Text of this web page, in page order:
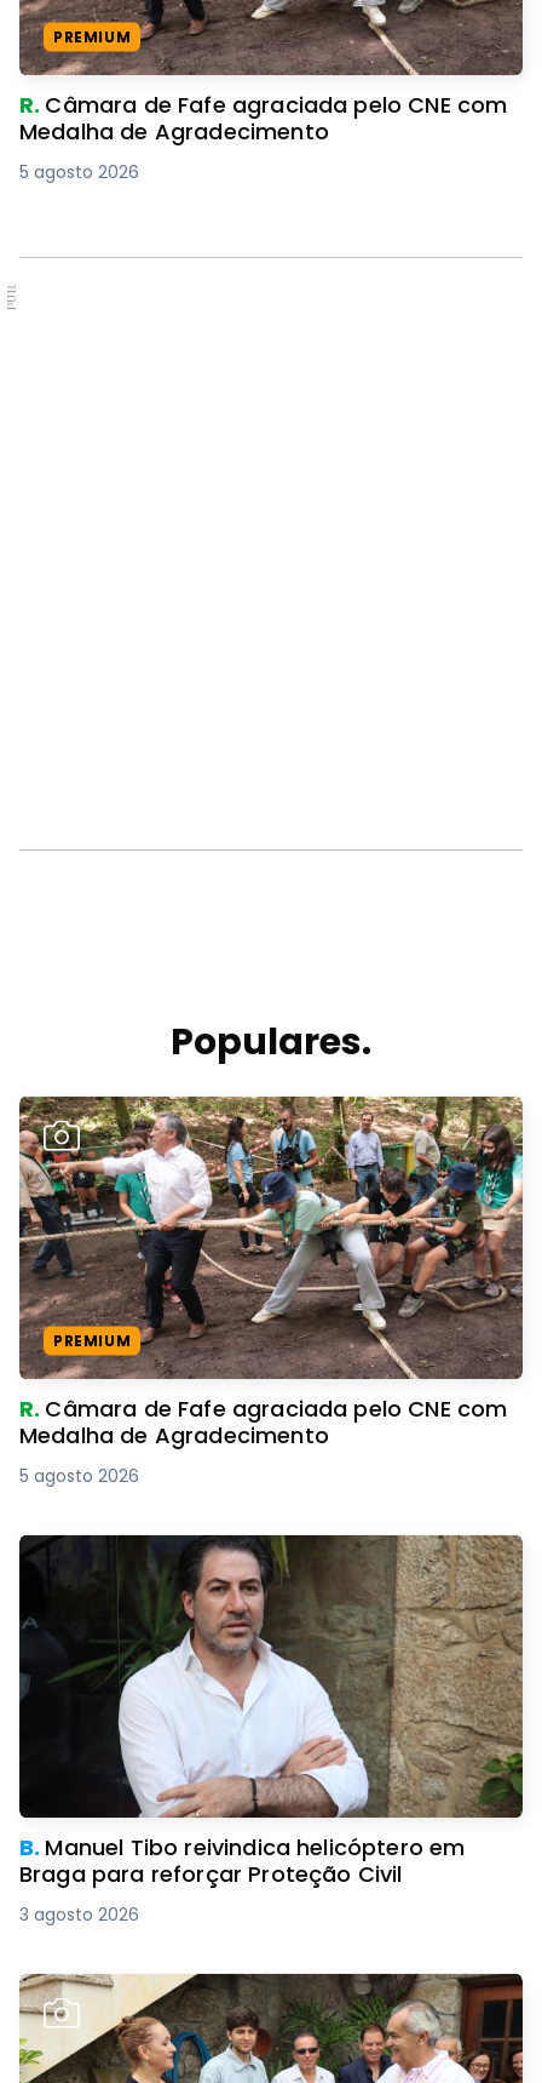
PREMIUM
R. Câmara de Fafe agraciada pelo CNE com
Medalha de Agradecimento
5 agosto 2026
PUB.
Populares.
PREMIUM
R. Câmara de Fafe agraciada pelo CNE com
Medalha de Agradecimento
5 agosto 2026
B. Manuel Tibo reivindica helicóptero em
Braga para reforçar Proteção Civil
3 agosto 2026